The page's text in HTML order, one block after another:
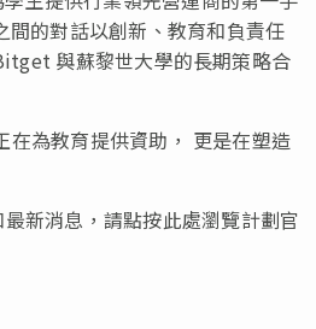
間的對話以創新、教育和負責任
與蘇黎世大學的長期策略合
為教育提供資助， 更是在塑造
新消息，請點按此處瀏覽計劃官